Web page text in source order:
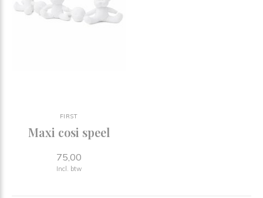
FIRST
Maxi cosi speel
75,00
Incl. btw